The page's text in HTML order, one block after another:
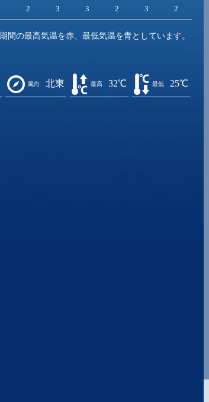
2 3 3 2 3 2
間の最高気温を赤、最低気温を青としています。
風向 北東 最高 32℃ 最低 25℃